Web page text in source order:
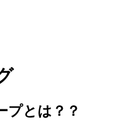
プとは？？